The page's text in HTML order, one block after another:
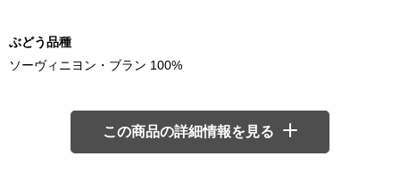
ぶどう品種
ソーヴィニヨン・ブラン 100%
この商品の詳細情報を見る